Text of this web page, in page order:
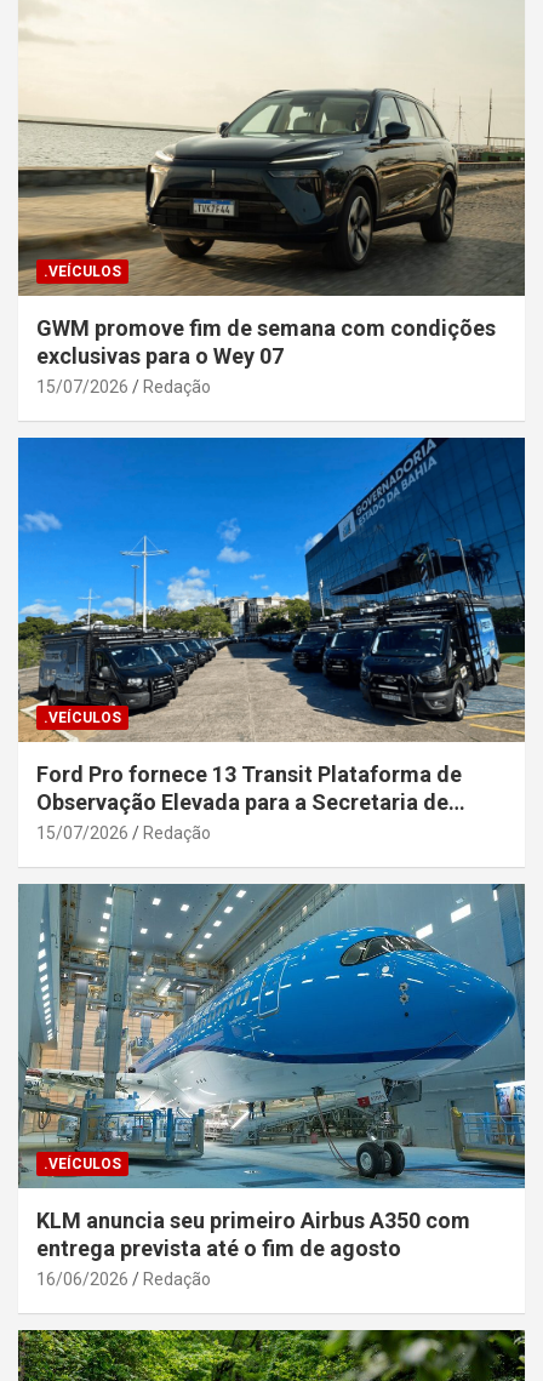
.VEÍCULOS
GWM promove fim de semana com condições
exclusivas para o Wey 07
15/07/2026 Redação
.VEÍCULOS
Ford Pro fornece 13 Transit Plataforma de
Observação Elevada para a Secretaria de
Segurança Pública da Bahia
15/07/2026 Redação
.VEÍCULOS
KLM anuncia seu primeiro Airbus A350 com
entrega prevista até o fim de agosto
16/06/2026 Redação